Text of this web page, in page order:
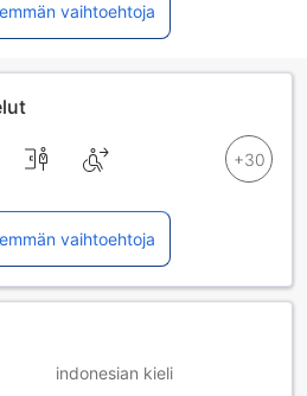
vaihtoehtoja
vaihtoehtoja
indonesian kieli